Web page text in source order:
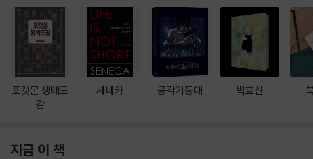
포켓몬 생태도
감
세네카 공각기동대 박효신
지금 이 책